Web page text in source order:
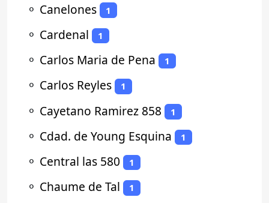
⚬ Canelones 1
⚬ Cardenal 1
⚬ Carlos Maria de Pena 1
⚬ Carlos Reyles 1
⚬ Cayetano Ramirez 858 1
⚬ Cdad. de Young Esquina 1
⚬ Central las 580 1
⚬ Chaume de Tal 1